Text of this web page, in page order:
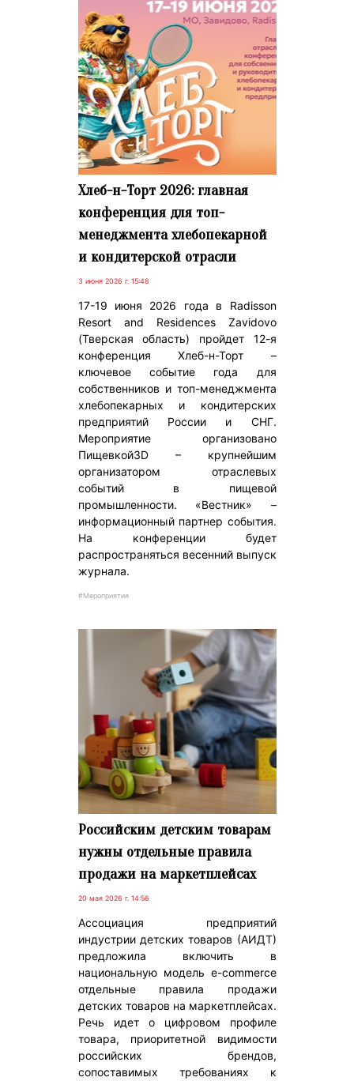
Хлеб-н-Торт 2026: главная
конференция для топ-
менеджмента хлебопекарной
и кондитерской отрасли
3 июня 2026 г. 15:48
17-19 июня 2026 года в Radisson
Resort and Residences Zavidovo
(Тверская область) пройдет 12-я
конференция Хлеб-н-Торт –
ключевое событие года для
собственников и топ-менеджмента
хлебопекарных и кондитерских
предприятий России и СНГ.
Мероприятие организовано
Пищевкой3D – крупнейшим
организатором отраслевых
событий в пищевой
промышленности. «Вестник» –
информационный партнер события.
На конференции будет
распространяться весенний выпуск
журнала.
#Мероприятия
Российским детским товарам
нужны отдельные правила
продажи на маркетплейсах
20 мая 2026 г. 14:56
Ассоциация предприятий
индустрии детских товаров (АИДТ)
предложила включить в
национальную модель e-commerce
отдельные правила продажи
детских товаров на маркетплейсах.
Речь идет о цифровом профиле
товара, приоритетной видимости
российских брендов,
сопоставимых требованиях к